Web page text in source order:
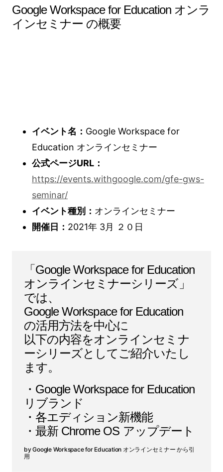
Google Workspace for Education オンラ
インセミナー の概要
イベント名： Google Workspace for
Education オンラインセミナー
公式ページURL：
https://events.withgoogle.com/gfe-gws-
seminar/
イベント種別： オンラインセミナー
開催日： 2021年 3月 ２０日
「Google Workspace for Education
オンラインセミナーシリーズ」
では、
Google Workspace for Education
の活用方法を中心に
以下の内容をオンラインセミナ
ーシリーズとしてご紹介いたし
ます。
・Google Workspace for Education
リブランド
・各エディション新機能
・最新 Chrome OS アップデート
Google Workspace for Education オンラインセミナー から引
用